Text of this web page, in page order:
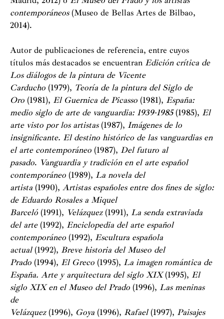
contemporáneos (Museo de Bellas Artes de Bilbao,
2014).
Autor de publicaciones de referencia, entre cuyos
títulos más destacados se encuentran Edición crítica de
Los diálogos de la pintura de Vicente
Carducho (1979), Teoría de la pintura del Siglo de
Oro (1981), El Guernica de Picasso (1981), España:
medio siglo de arte de vanguardia: 1939-1985(1985), El
arte visto por los artistas(1987), Imágenes de lo
insignificante. El destino histórico de las vanguardias en
el arte contemporáneo (1987), Del futuro al
pasado. Vanguardia y tradición en el arte español
contemporáneo (1989), La novela del
artista (1990), Artistas españoles entre dos fines de siglo:
de Eduardo ­Rosales a Miquel
Barceló (1991), Velázquez(1991), La senda extraviada
del ­arte(1992), Enciclopedia del arte español
contemporáneo (1992), Escultura española
actual(1992), Breve historia del Museo del
Prado (1994), El Greco (1995), La imagen romántica de
España. Arte y arquitectura del siglo XIX(1995), El
siglo XIX en el Museo del Prado (1996), Las meninas
de
Velázquez (1996), Goya (1996), Rafael(1997), Paisajes